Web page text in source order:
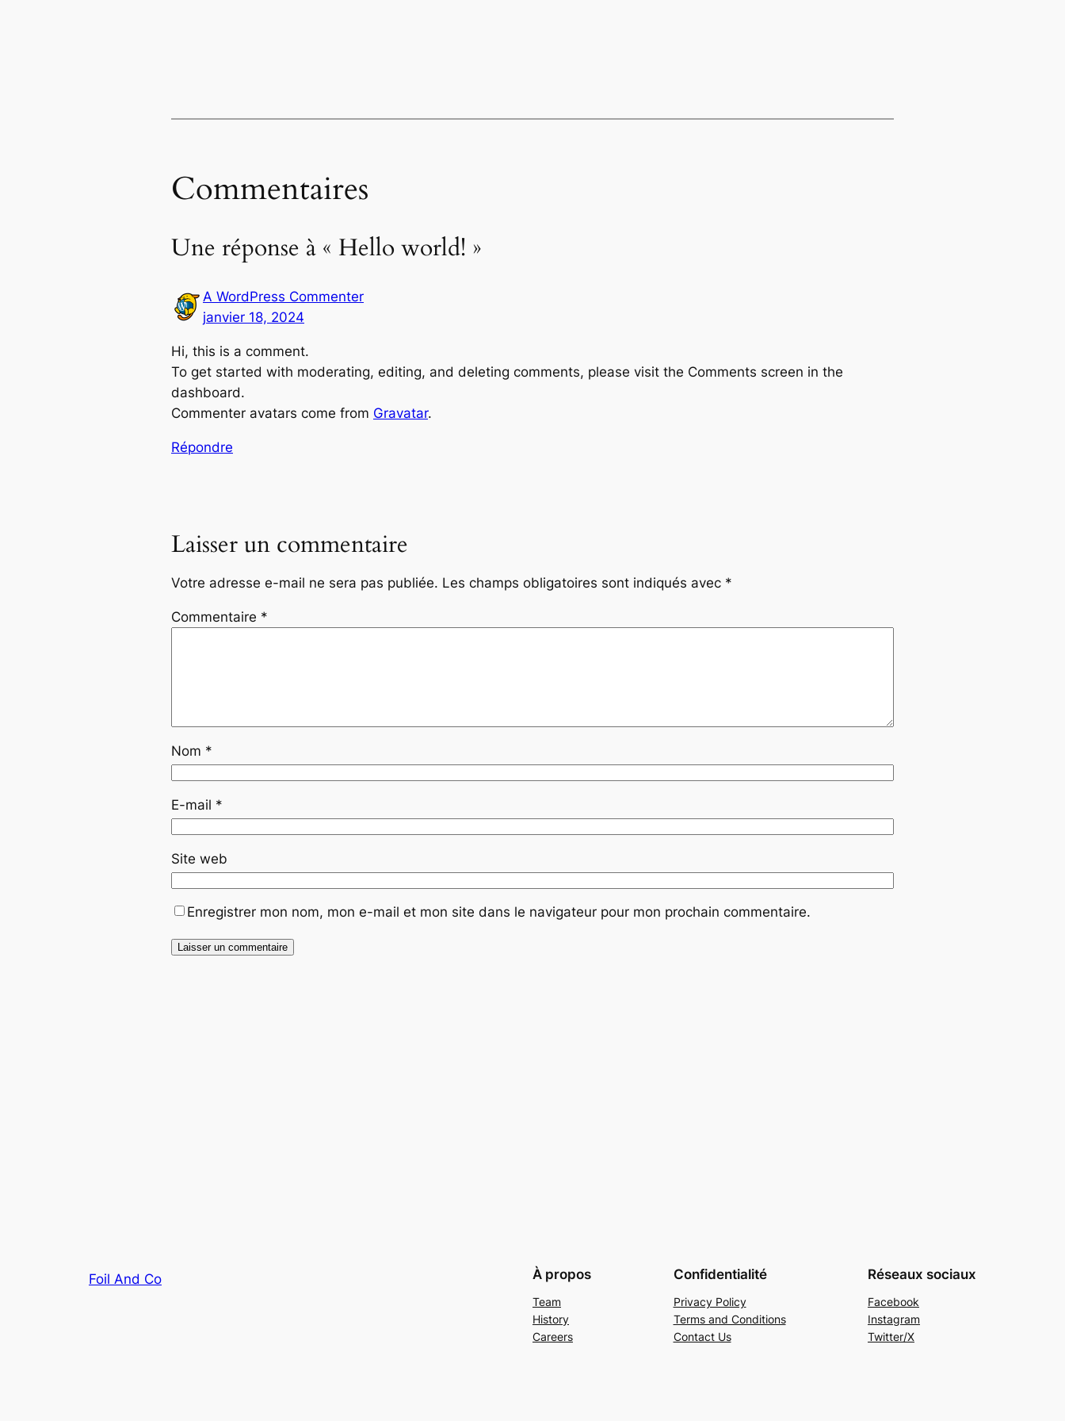
Commentaires
Une réponse à « Hello world! »
A WordPress Commenter
janvier 18, 2024
Hi, this is a comment.
To get started with moderating, editing, and deleting comments, please visit the Comments screen in the
dashboard.
Commenter avatars come from Gravatar.
Répondre
Laisser un commentaire
Votre adresse e-mail ne sera pas publiée. Les champs obligatoires sont indiqués avec *
Commentaire *
Nom *
E-mail *
Site web
Enregistrer mon nom, mon e-mail et mon site dans le navigateur pour mon prochain commentaire.
Foil And Co À propos
Team
History
Careers
Confidentialité
Privacy Policy
Terms and Conditions
Contact Us
Réseaux sociaux
Facebook
Instagram
Twitter/X